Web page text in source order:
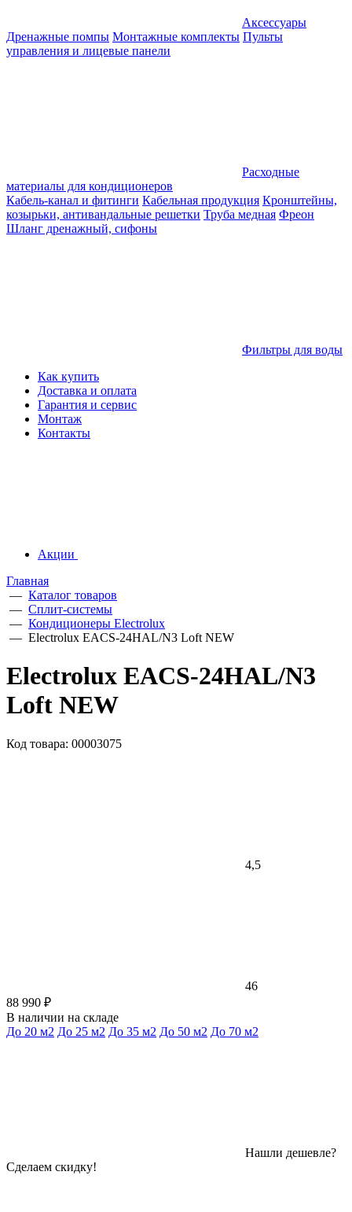
Аксессуары
Дренажные помпы Монтажные комплекты Пульты
управления и лицевые панели
Расходные
материалы для кондиционеров
Кабель-канал и фитинги Кабельная продукция Кронштейны,
козырьки, антивандальные решетки Труба медная Фреон
Шланг дренажный, сифоны
Фильтры для воды
Как купить
Доставка и оплата
Гарантия и сервис
Монтаж
Контакты
Акции
Главная
— Каталог товаров
— Сплит-системы
— Кондиционеры Electrolux
— Electrolux EACS-24HAL/N3 Loft NEW
Electrolux EACS-24HAL/N3
Loft NEW
Код товара: 00003075
4,5
46
88 990 ₽
В наличии на складе
До 20 м2 До 25 м2 До 35 м2 До 50 м2 До 70 м2
Нашли дешевле?
Сделаем скидку!